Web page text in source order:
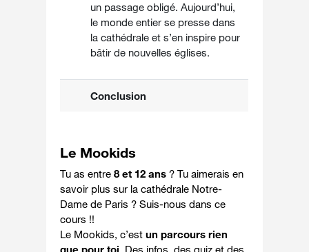
un passage obligé. Aujourd’hui,
le monde entier se presse dans
la cathédrale et s’en inspire pour
bâtir de nouvelles églises.
Conclusion
Le Mookids
Tu as entre8 et 12 ans ? Tu aimerais en
savoir plus sur la cathédrale Notre-
Dame de Paris ? Suis-nous dans ce
cours !!
Le Mookids, c’estun parcours rien